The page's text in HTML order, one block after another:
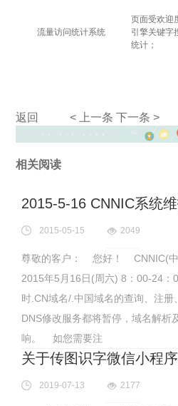
流量访问统计系统
页面受欢迎
引擎关键字
统计；
返回 < 上一条 下一条 >
相关阅读
2015-5-16 CNNIC系统
2015-05-15 2049
尊敬的客户： 您好！ CNNIC(中
2015年5月16日(周六) 8：00-24：
时.CN域名/.中国域名的查询、注册
DNS修改服务都将暂停，域名解析
响。 如您需要注
关于传图识字微信小程
2019-07-13 2177